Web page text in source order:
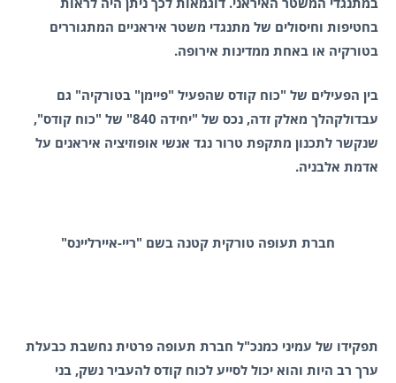
בחטיפות וחיסולים של מתנגדי משטר איראניים המתגוררים
בטורקיה או באחת ממדינות אירופה.
בין הפעילים של "כוח קודס שהפעיל "פיימן" בטורקיה" גם
עבדולקהלך מאלק זדה, נכס של "יחידה 840" של "כוח קודס",
שנקשר לתכנון מתקפת טרור נגד אנשי אופוזיציה איראנים על
אדמת אלבניה.
חברת תעופה טורקית קטנה בשם "ריי-איירליינס"
תפקידו של עמיני כמנכ"ל חברת תעופה פרטית נחשבת כבעלת
ערך רב היות והוא יכול לסייע לכוח קודס להעביר נשק, בני